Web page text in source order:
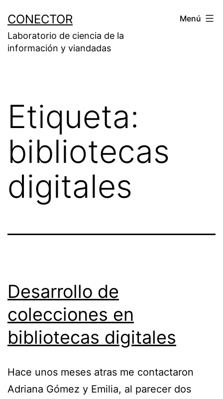
contenido
CONECTOR
Laboratorio de ciencia de la
información y viandadas
Menú
Etiqueta:
bibliotecas
digitales
Desarrollo de
colecciones en
bibliotecas digitales
Hace unos meses atras me contactaron
Adriana Gómez y Emilia, al parecer dos